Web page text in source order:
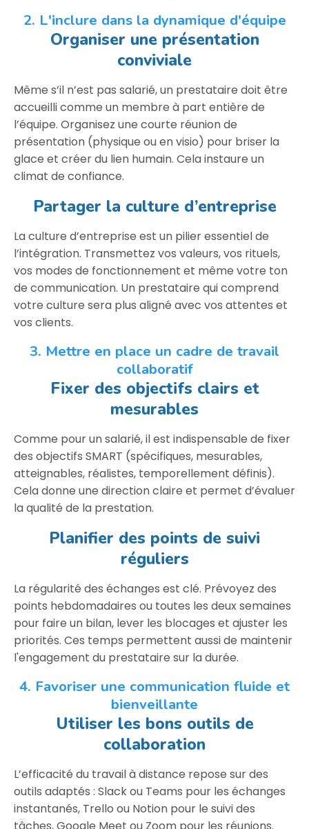
2. L'inclure dans la dynamique d'équipe
Organiser une présentation
conviviale
Même s’il n’est pas salarié, un prestataire doit être
accueilli comme un membre à part entière de
l’équipe. Organisez une courte réunion de
présentation (physique ou en visio) pour briser la
glace et créer du lien humain. Cela instaure un
climat de confiance.
Partager la culture d’entreprise
La culture d’entreprise est un pilier essentiel de
l’intégration. Transmettez vos valeurs, vos rituels,
vos modes de fonctionnement et même votre ton
de communication. Un prestataire qui comprend
votre culture sera plus aligné avec vos attentes et
vos clients.
3. Mettre en place un cadre de travail
collaboratif
Fixer des objectifs clairs et
mesurables
Comme pour un salarié, il est indispensable de fixer
des objectifs SMART (spécifiques, mesurables,
atteignables, réalistes, temporellement définis).
Cela donne une direction claire et permet d’évaluer
la qualité de la prestation.
Planifier des points de suivi
réguliers
La régularité des échanges est clé. Prévoyez des
points hebdomadaires ou toutes les deux semaines
pour faire un bilan, lever les blocages et ajuster les
priorités. Ces temps permettent aussi de maintenir
l'engagement du prestataire sur la durée.
4. Favoriser une communication fluide et
bienveillante
Utiliser les bons outils de
collaboration
L’efficacité du travail à distance repose sur des
outils adaptés : Slack ou Teams pour les échanges
instantanés, Trello ou Notion pour le suivi des
tâches, Google Meet ou Zoom pour les réunions.